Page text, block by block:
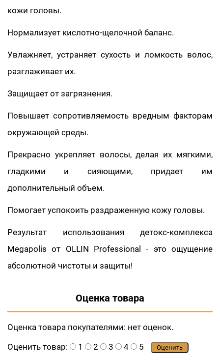
кожи головы.
Нормализует кислотно-щелочной баланс.
Увлажняет, устраняет сухость и ломкость волос,
разглаживает их.
Защищает от загрязнения.
Повышает сопротивляемость вредным факторам
окружающей среды.
Прекрасно укрепляет волосы, делая их мягкими,
гладкими и сияющими, придает им
дополнительный объем.
Помогает успокоить раздраженную кожу головы.
Результат использования детокс-комплекса
Megapolis от OLLIN Professional - это ощущение
абсолютной чистоты и защиты!
Оценка товара
Оценка товара покупателями: нет оценок.
Оценить товар:
1 2 3 4 5 Оценить